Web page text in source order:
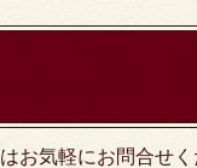
お気軽にお問合せ